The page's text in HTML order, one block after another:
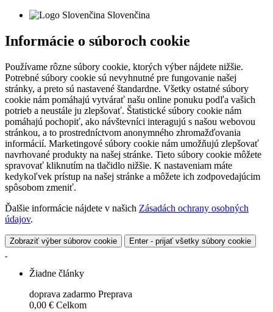
Slovenčina
Informácie o súboroch cookie
Používame rôzne súbory cookie, ktorých výber nájdete nižšie.
Potrebné súbory cookie sú nevyhnutné pre fungovanie našej
stránky, a preto sú nastavené štandardne. Všetky ostatné súbory
cookie nám pomáhajú vytvárať našu online ponuku podľa vašich
potrieb a neustále ju zlepšovať. Štatistické súbory cookie nám
pomáhajú pochopiť, ako návštevníci interagujú s našou webovou
stránkou, a to prostredníctvom anonymného zhromažďovania
informácií. Marketingové súbory cookie nám umožňujú zlepšovať
navrhované produkty na našej stránke. Tieto súbory cookie môžete
spravovať kliknutím na tlačidlo nižšie. K nastaveniam máte
kedykoľvek prístup na našej stránke a môžete ich zodpovedajúcim
spôsobom zmeniť.
Ďalšie informácie nájdete v našich Zásadách ochrany osobných
údajov.
Zobraziť výber súborov cookie Enter - prijať všetky súbory cookie
Žiadne články
doprava zadarmo Preprava
0,00 € Celkom